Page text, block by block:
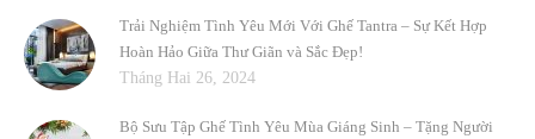
Trải Nghiệm Tình Yêu Mới Với Ghế Tantra – Sự Kết Hợp
Hoàn Hảo Giữa Thư Giãn và Sắc Đẹp!
Tháng Hai 26, 2024
Bộ Sưu Tập Ghế Tình Yêu Mùa Giáng Sinh – Tặng Người